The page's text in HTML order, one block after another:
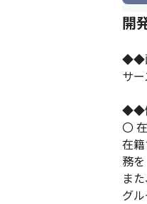
開
◆◆
サ
◆◆
〇
在
務
ま
グ